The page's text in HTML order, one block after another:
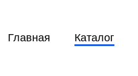
Главная Каталог